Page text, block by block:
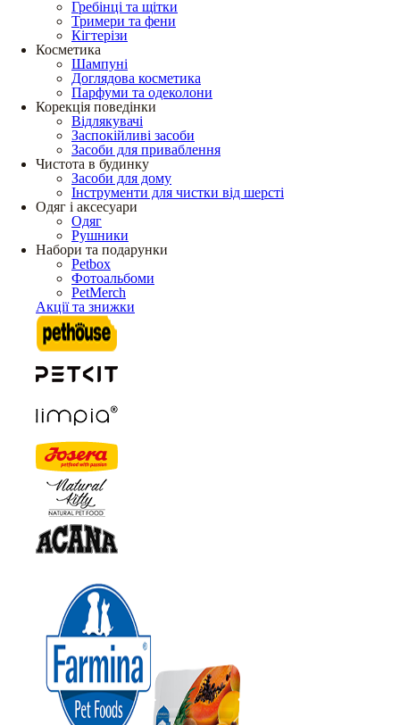
Гребінці та щітки
Тримери та фени
Кігтерізи
Косметика
Шампуні
Доглядова косметика
Парфуми та одеколони
Корекція поведінки
Відлякувачі
Заспокійливі засоби
Засоби для приваблення
Чистота в будинку
Засоби для дому
Інструменти для чистки від шерсті
Одяг і аксесуари
Одяг
Рушники
Набори та подарунки
Petbox
Фотоальбоми
PetMerch
Акції та знижки